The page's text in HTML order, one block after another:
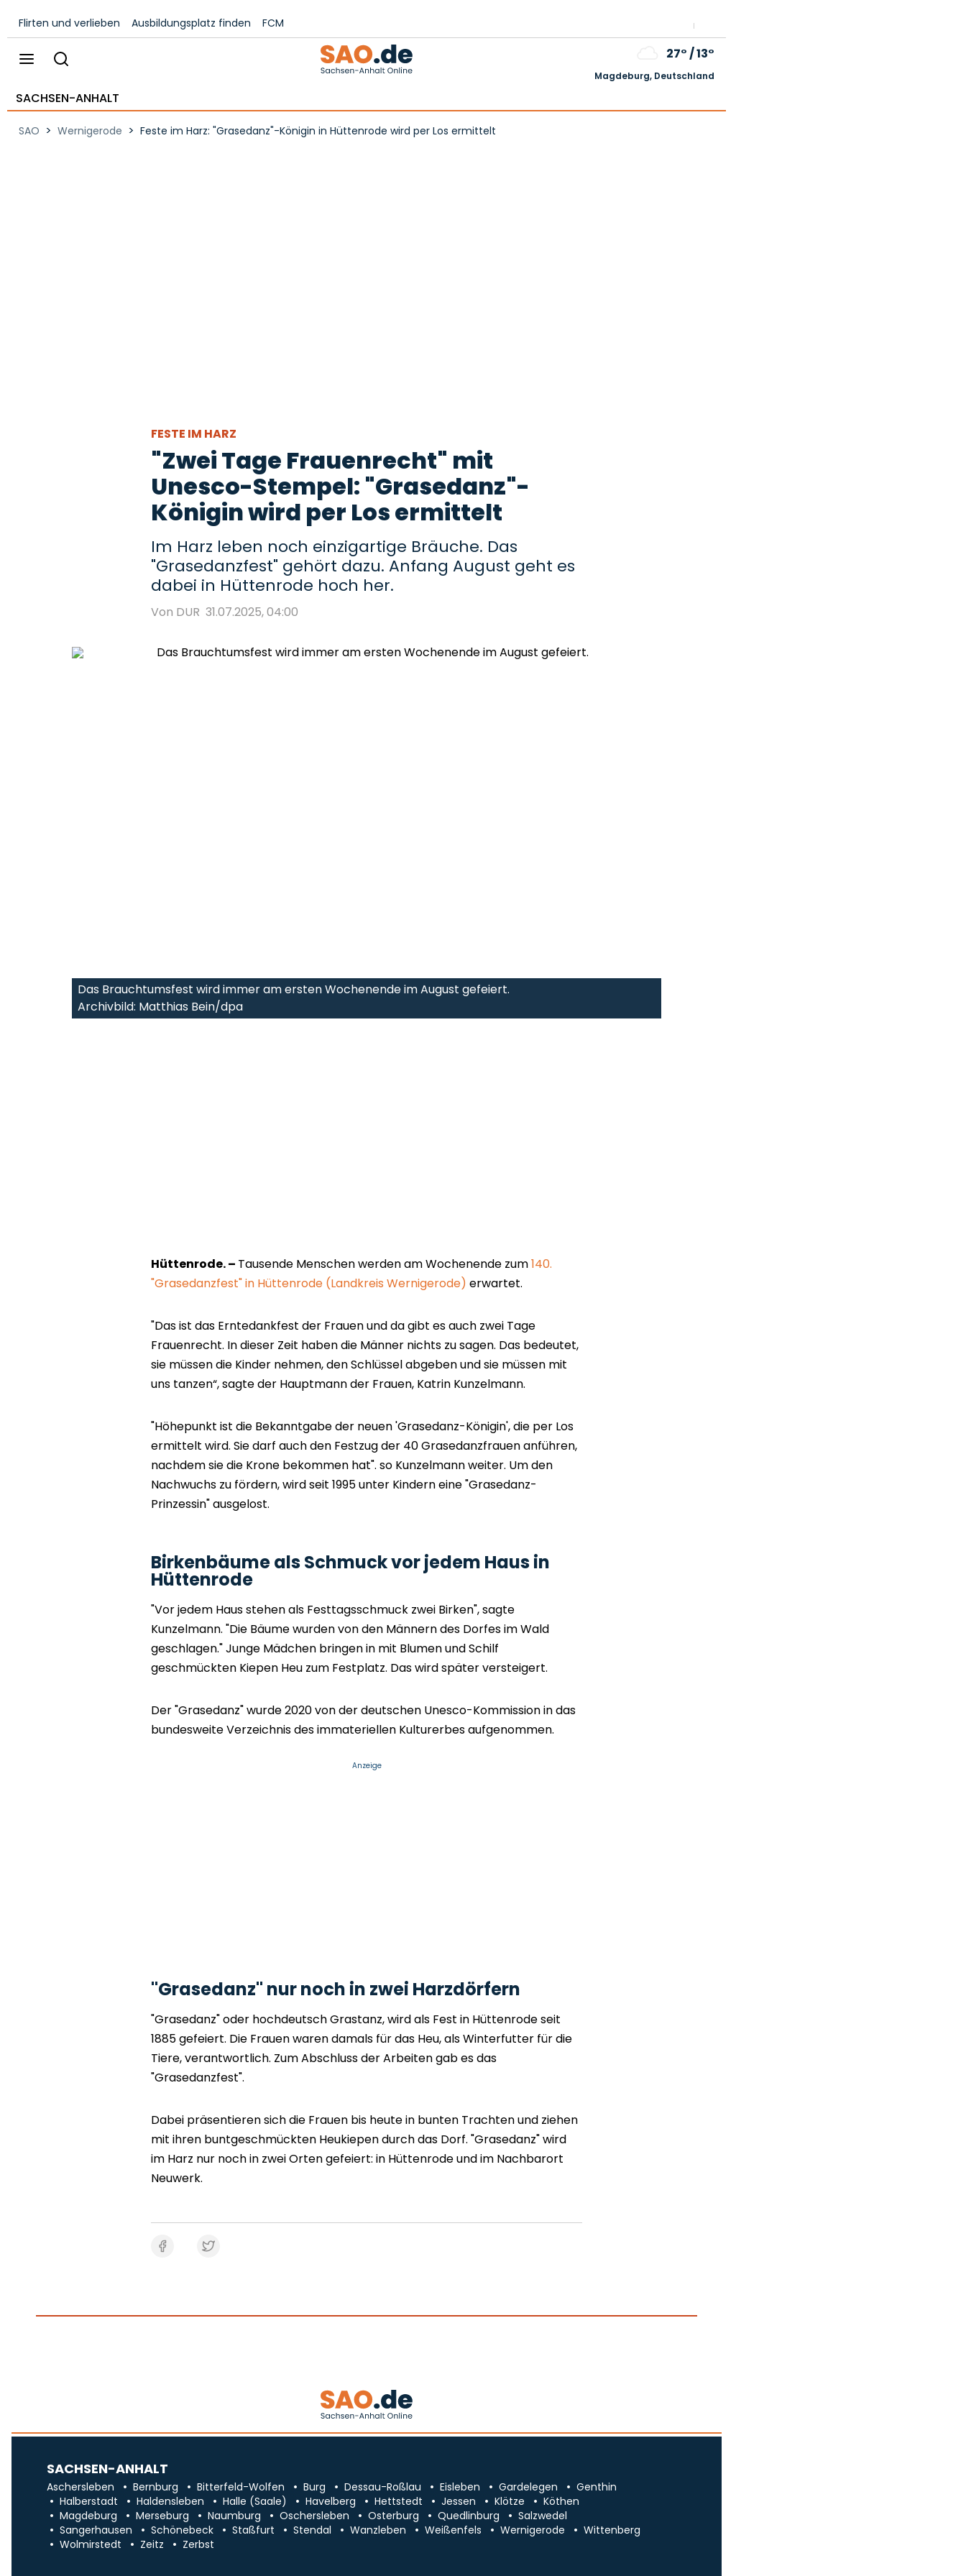
Flirten und verlieben Ausbildungsplatz finden FCM
27°/13°
Magdeburg, Deutschland
SACHSEN-ANHALT
SAO > Wernigerode > Feste im Harz: "Grasedanz"-Königin in Hüttenrode wird per Los ermittelt
FESTE IM HARZ
"Zwei Tage Frauenrecht" mit
Unesco-Stempel: "Grasedanz"-
Königin wird per Los ermittelt
Im Harz leben noch einzigartige Bräuche. Das
"Grasedanzfest" gehört dazu. Anfang August geht es
dabei in Hüttenrode hoch her.
Von DUR 31.07.2025, 04:00
Das Brauchtumsfest wird immer am ersten Wochenende im August gefeiert.
Archivbild: Matthias Bein/dpa
Hüttenrode. – Tausende Menschen werden am Wochenende zum140.
"Grasedanzfest" in Hüttenrode (Landkreis Wernigerode) erwartet.
"Das ist das Erntedankfest der Frauen und da gibt es auch zwei Tage
Frauenrecht. In dieser Zeit haben die Männer nichts zu sagen. Das bedeutet,
sie müssen die Kinder nehmen, den Schlüssel abgeben und sie müssen mit
uns tanzen“, sagte der Hauptmann der Frauen, Katrin Kunzelmann.
"Höhepunkt ist die Bekanntgabe der neuen 'Grasedanz-Königin', die per Los
ermittelt wird. Sie darf auch den Festzug der 40 Grasedanzfrauen anführen,
nachdem sie die Krone bekommen hat". so Kunzelmann weiter. Um den
Nachwuchs zu fördern, wird seit 1995 unter Kindern eine "Grasedanz-
Prinzessin" ausgelost.
Birkenbäume als Schmuck vor jedem Haus in
Hüttenrode
"Vor jedem Haus stehen als Festtagsschmuck zwei Birken", sagte
Kunzelmann. "Die Bäume wurden von den Männern des Dorfes im Wald
geschlagen." Junge Mädchen bringen in mit Blumen und Schilf
geschmückten Kiepen Heu zum Festplatz. Das wird später versteigert.
Der "Grasedanz" wurde 2020 von der deutschen Unesco-Kommission in das
bundesweite Verzeichnis des immateriellen Kulturerbes aufgenommen.
Anzeige
"Grasedanz" nur noch in zwei Harzdörfern
"Grasedanz" oder hochdeutsch Grastanz, wird als Fest in Hüttenrode seit
1885 gefeiert. Die Frauen waren damals für das Heu, als Winterfutter für die
Tiere, verantwortlich. Zum Abschluss der Arbeiten gab es das
"Grasedanzfest".
Dabei präsentieren sich die Frauen bis heute in bunten Trachten und ziehen
mit ihren buntgeschmückten Heukiepen durch das Dorf. "Grasedanz" wird
im Harz nur noch in zwei Orten gefeiert: in Hüttenrode und im Nachbarort
Neuwerk.
SACHSEN-ANHALT
Aschersleben Bernburg Bitterfeld-Wolfen Burg Dessau-Roßlau Eisleben Gardelegen
Genthin
Halberstadt
Haldensleben Halle (Saale) Havelberg Hettstedt Jessen Klötze
Köthen
Magdeburg
Merseburg Naumburg Oschersleben Osterburg Quedlinburg
Salzwedel
Sangerhausen
Schönebeck Staßfurt Stendal Wanzleben Weißenfels Wernigerode
Wittenberg
Wolmirstedt
Zeitz Zerbst